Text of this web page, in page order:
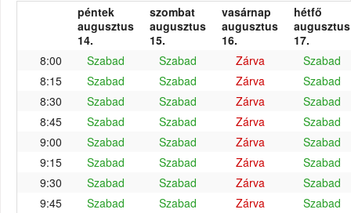
péntek
augusztus
14.
szombat
augusztus
15.
vasárnap
augusztus
16.
hétfő
augusztus
17.
8:00
Szabad Szabad Zárva
Szabad
8:15
Szabad Szabad Zárva
Szabad
8:30
Szabad Szabad Zárva
Szabad
8:45
Szabad Szabad Zárva
Szabad
9:00
Szabad Szabad Zárva
Szabad
9:15
Szabad Szabad Zárva
Szabad
9:30
Szabad Szabad Zárva
Szabad
9:45
Szabad Szabad Zárva
Szabad